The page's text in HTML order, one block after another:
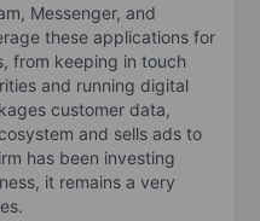
Messenger, and
these applications for
from keeping in touch
and running digital
customer data,
and sells ads to
has been investing
it remains a very